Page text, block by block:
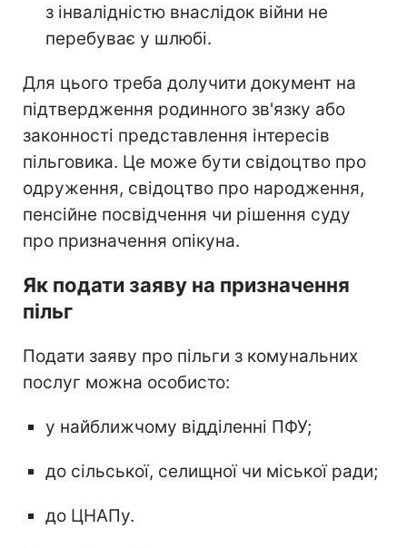
з інвалідністю внаслідок війни не
перебуває у шлюбі.
Для цього треба долучити документ на
підтвердження родинного зв'язку або
законності представлення інтересів
пільговика. Це може бути свідоцтво про
одруження, свідоцтво про народження,
пенсійне посвідчення чи рішення суду
про призначення опікуна.
Як подати заяву на призначення
пільг
Подати заяву про пільги з комунальних
послуг можна особисто:
у найближчому відділенні ПФУ;
до сільської, селищної чи міської ради;
до ЦНАПу.